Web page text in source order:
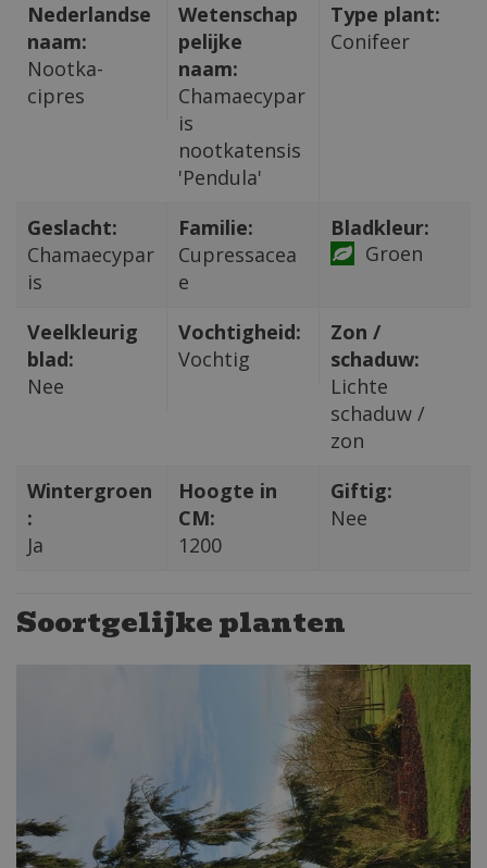
Nederlandse
naam:
Nootka-
cipres
Wetenschap
pelijke
naam:
Chamaecypar
is
nootkatensis
'Pendula'
Type plant:
Conifeer
Geslacht:
Chamaecypar
is
Familie:
Cupressacea
e
Bladkleur:
Groen
Veelkleurig
blad:
Nee
Vochtigheid:
Vochtig
Zon /
schaduw:
Lichte
schaduw /
zon
Wintergroen
:
Ja
Hoogte in
CM:
1200
Giftig:
Nee
Soortgelijke planten